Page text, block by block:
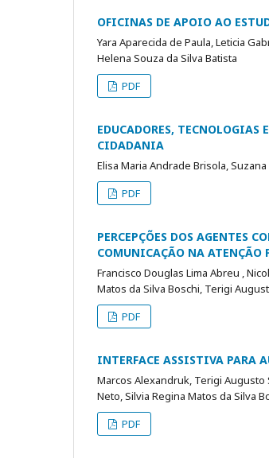
OFICINAS DE APOIO AO
Yara Aparecida de Paula, Leticia
Helena Souza da Silva Batista
PDF
EDUCADORES, TECNOLOGIAS
CIDADANIA
Elisa Maria Andrade Brisola,
PDF
PERCEPÇÕES DOS AGENTES
COMUNICAÇÃO NA ATENÇÃO
Francisco Douglas Lima Abreu ,
Matos da Silva Boschi, Terigi
PDF
INTERFACE ASSISTIVA PARA
Marcos Alexandruk, Terigi Augusto
Neto, Silvia Regina Matos da Silva
PDF